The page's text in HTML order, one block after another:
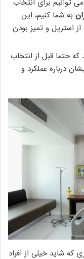
به شما کنیم، این
استریل و تمیز بودن
که حتما قبل از انتخاب
درباره عملکرد و
که شاید خیلی از افراد